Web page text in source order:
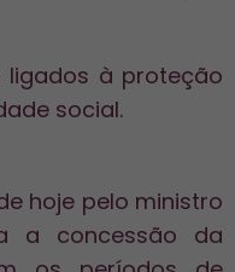
ligados à proteção
social.
hoje pelo ministro
a concessão da